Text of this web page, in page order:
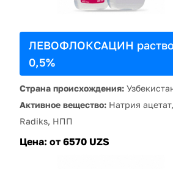
ЛЕВОФЛОКСАЦИН
0,5%
Страна происхождения:
Активное вещество: Натрия
Radiks, НПП
Цена: от 6570 UZS